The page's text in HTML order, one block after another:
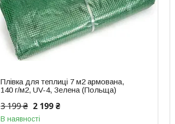
Плівка для теплиці 7 м2 армована,
140 г/м2, UV-4, Зелена (Польща)
3 199 ₴ 2 199 ₴
В наявності